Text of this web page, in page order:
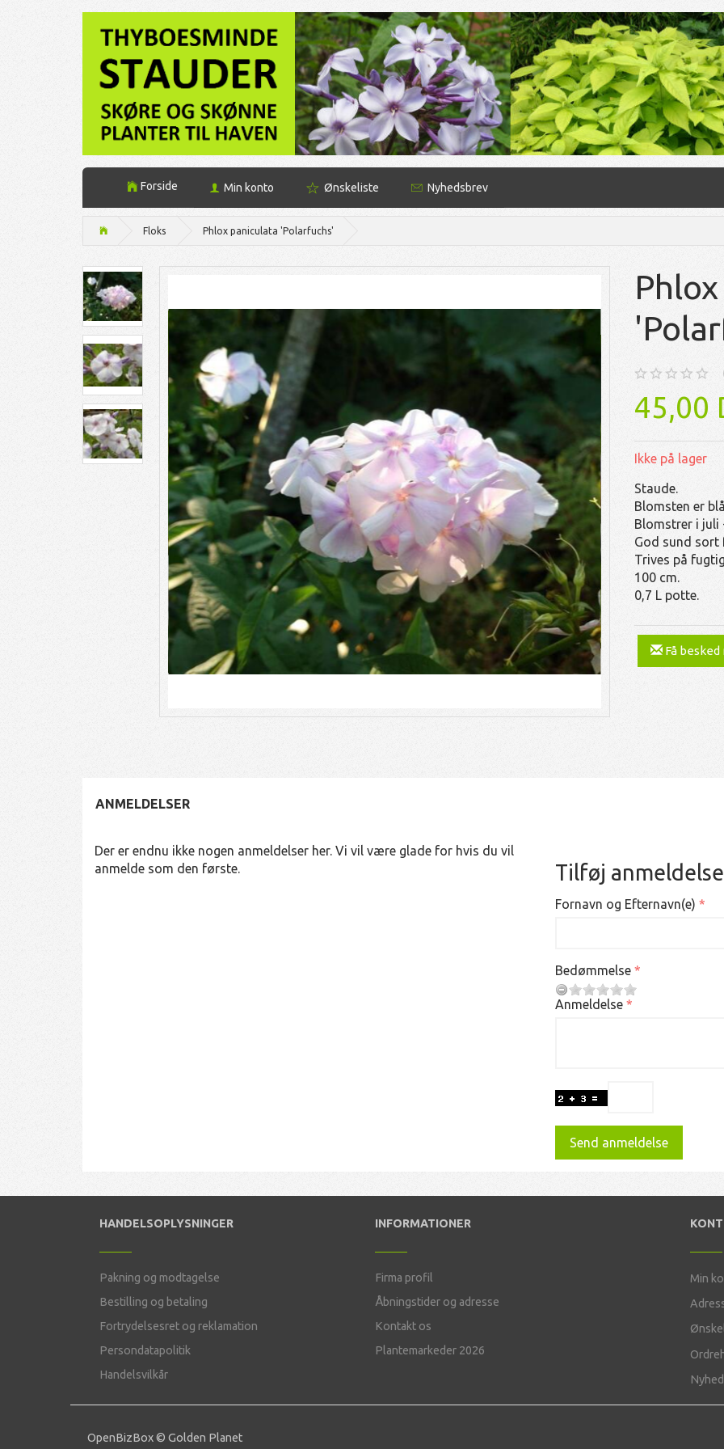
Forside Min konto Ønskeliste Nyhedsbrev
Floks Phlox paniculata 'Polarfuchs'
45,00
Ikke på lager
Staude.
Blomsten er
Blomstrer i juli
God sund sort
Trives på
100 cm.
0,7 L potte.
Få
ANMELDELSER
Der er endnu ikke nogen anmeldelser her. Vi vil være glade for hvis du vil
anmelde som den første.
Tilføj
Fornavn og Efternavn(e)
Bedømmelse
Anmeldelse
Send anmeldelse
HANDELSOPLYSNINGER
Pakning og modtagelse
Bestilling og betaling
Fortrydelsesret og reklamation
Persondatapolitik
Handelsvilkår
INFORMATIONER
Firma profil
Åbningstider og adresse
Kontakt os
Plantemarkeder 2026
Min
OpenBizBox© Golden Planet